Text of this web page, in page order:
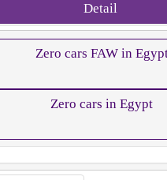
Detail
Zero cars FAW in
Zero cars in Egypt